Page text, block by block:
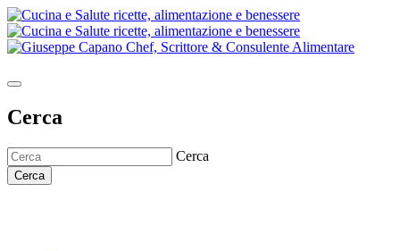
Cerca
Cerca
Cerca